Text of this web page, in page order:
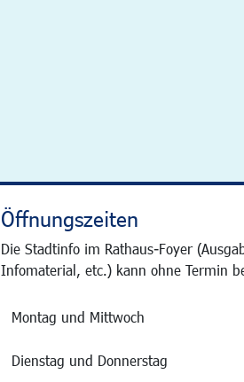
Öffnungszeiten
Die Stadtinfo im Rathaus-Foyer
Infomaterial, etc.) kann ohne Termin
Montag und Mittwoch
Dienstag und Donnerstag